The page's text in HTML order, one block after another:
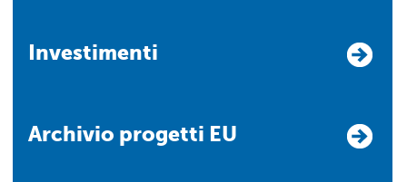
Investimenti
Archivio progetti EU